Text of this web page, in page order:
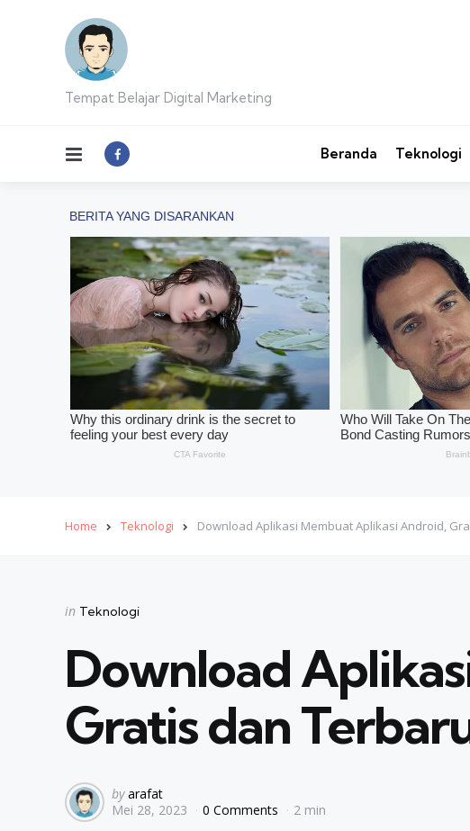
Tempat Belajar Digital Marketing
Menu Beranda Teknologi
Home Teknologi Download Aplikasi Membuat Aplikasi Android,
Categories
Posted
in Teknologi
Download
Gratis dan
Posted
by
by arafat
Mei 28, 2023
0 Comments 2 min